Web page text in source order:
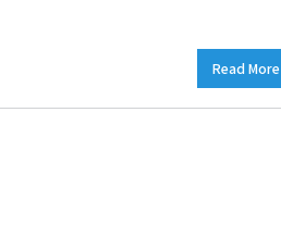
Read More